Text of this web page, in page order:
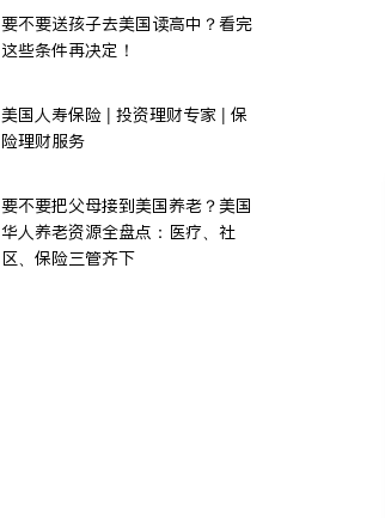
要不要送孩子去美国读高中？看完
这些条件再决定！
美国人寿保险 | 投资理财专家 | 保
险理财服务
要不要把父母接到美国养老？美国
华人养老资源全盘点：医疗、社
区、保险三管齐下